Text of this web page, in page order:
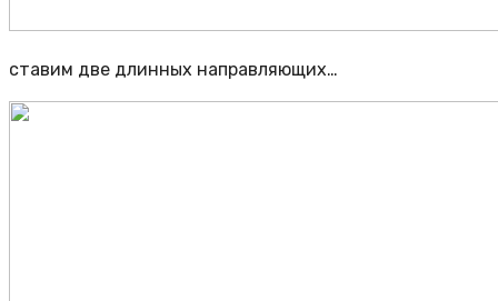
ставим две длинных направляющих…